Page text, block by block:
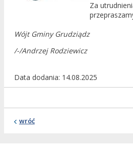
Za
Wójt Gminy Grudziądz
/-/Andrzej Rodziewicz
Data dodania 14.08.2025
wróć